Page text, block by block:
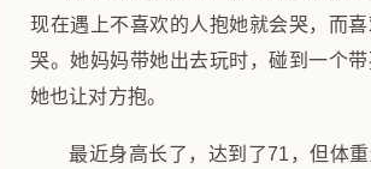
现在遇上不喜欢的人抱她就会哭，而
哭。她妈妈带她出去玩时，碰到一个
她也让对方抱。
最近身高长了，达到了71，但体